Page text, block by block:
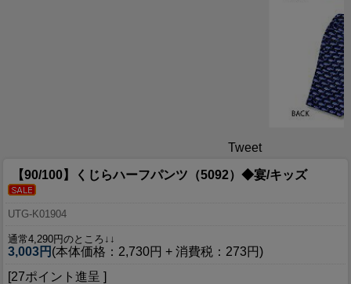
Tweet
【90/100】くじらハーフパンツ（5092）◆宴/キッズ
UTG-K01904
通常4,290円のところ↓↓
3,003円 (本体価格：2,730円 + 消費税：273円)
[27ポイント進呈 ]